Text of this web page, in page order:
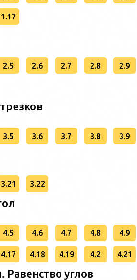
1.17
2.5 2.6 2.7 2.8 2.9
3.5 3.6 3.7 3.8 3.9
3.21 3.22
4.5 4.6 4.7 4.8 4.9
4.17 4.18 4.19 4.2 4.21
Равенство углов